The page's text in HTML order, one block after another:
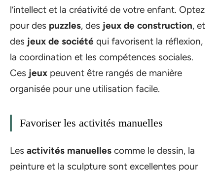
l’intellect et la créativité de votre enfant. Optez
pour des puzzles, des jeux de construction, et
des jeux de société qui favorisent la réflexion,
la coordination et les compétences sociales.
Ces jeux peuvent être rangés de manière
organisée pour une utilisation facile.
Favoriser les activités manuelles
Les activités manuelles comme le dessin, la
peinture et la sculpture sont excellentes pour